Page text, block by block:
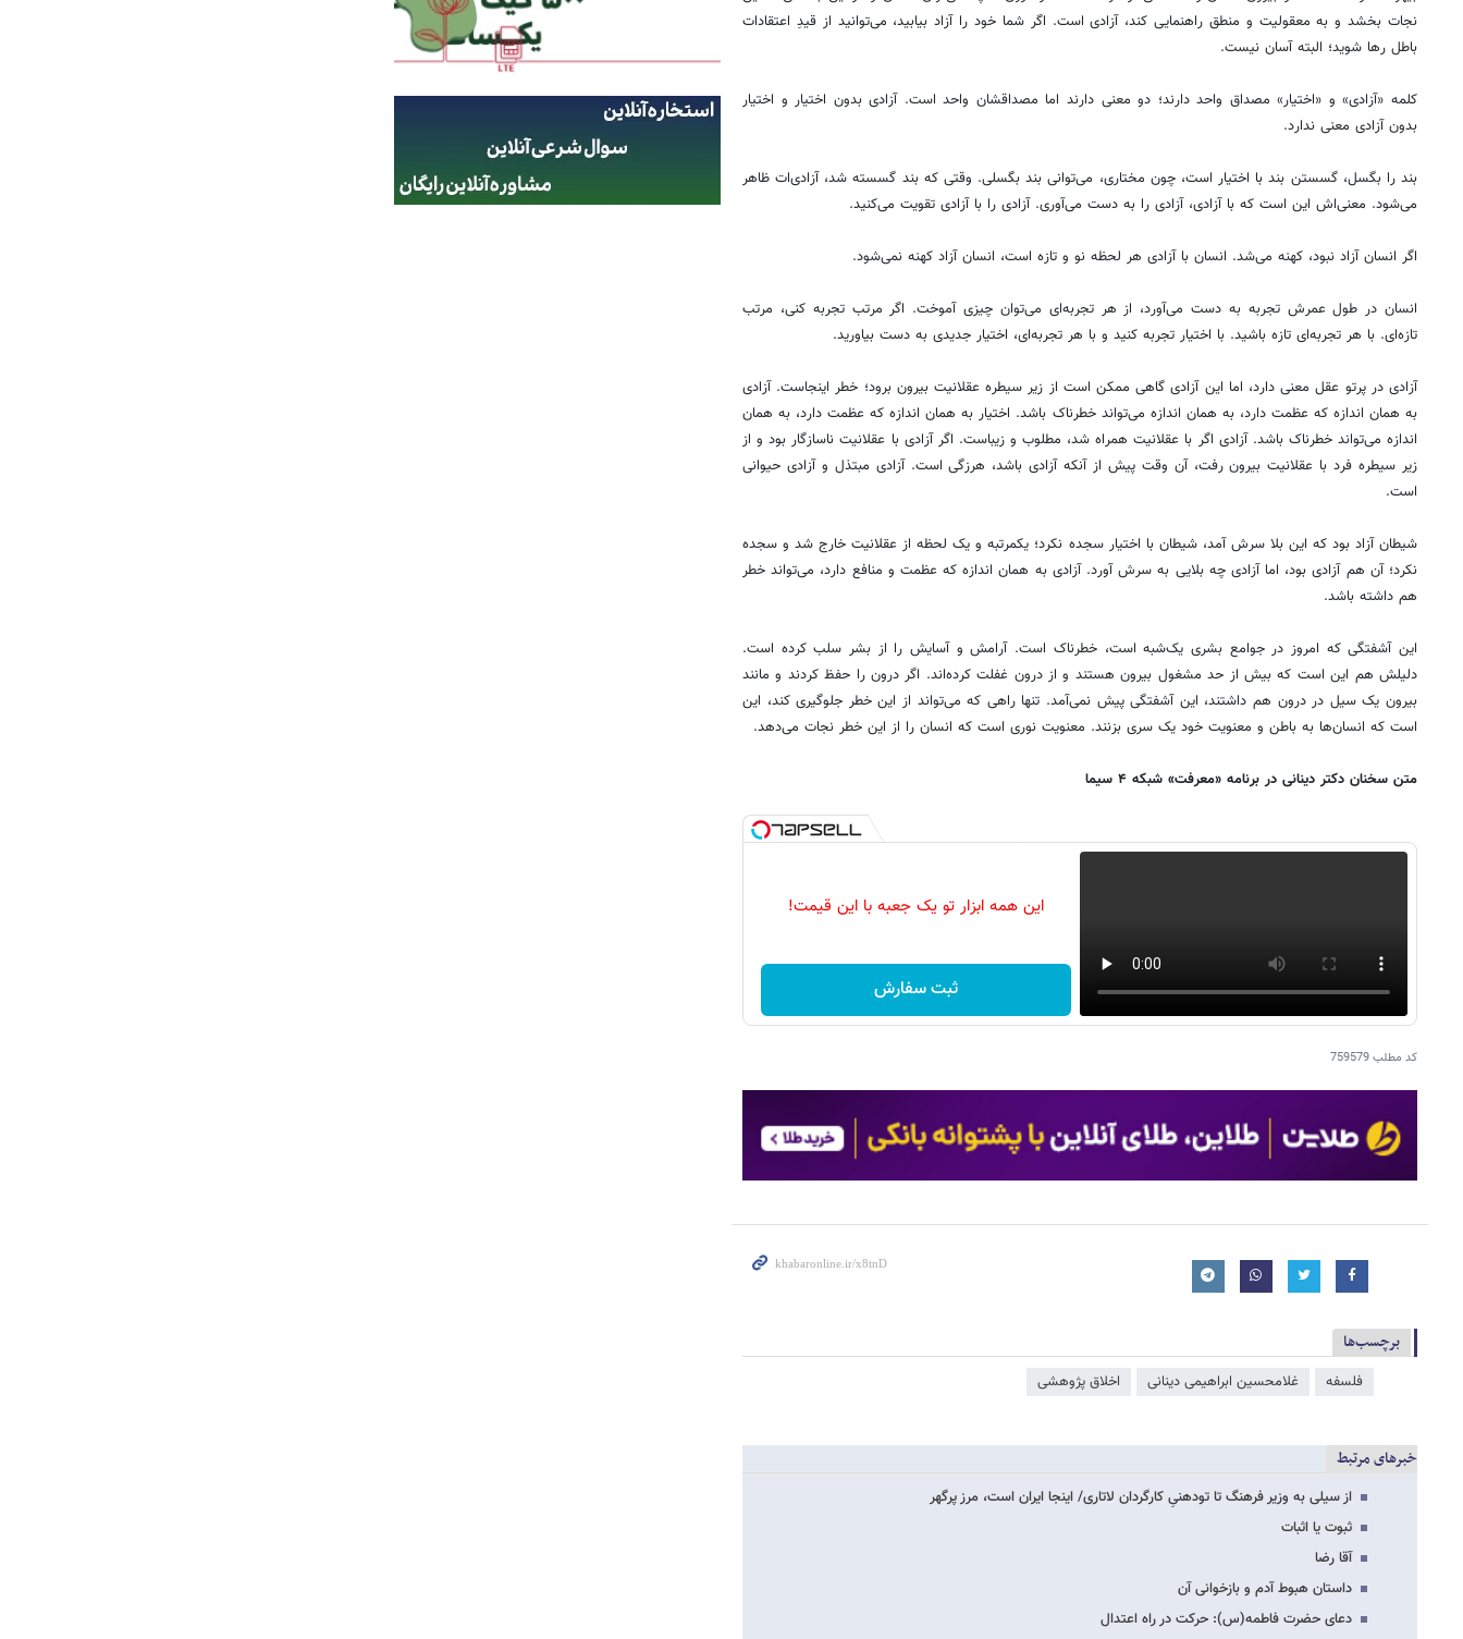
نجات بخشد و به معقولیت و منطق راهنمایی کند، آزادی است. اگر شما خود را آزاد بیابید، می‌توانید از قیدِ اعتقادات
باطل رها شوید؛ البته آسان نیست.
کلمه «آزادی» و «اختیار» مصداق واحد دارند؛ دو معنی دارند اما مصداقشان واحد است. آزادی بدون اختیار و اختیار
بدون آزادی معنی ندارد.
بند را بگسل، گسستن بند با اختیار است، چون مختاری، می‌توانی بند بگسلی. وقتی که بند گسسته شد، آزادی‌ات ظاهر
می‌شود. معنی‌اش این است که با آزادی، آزادی را به دست می‌آوری. آزادی را با آزادی تقویت می‌کنید.
اگر انسان آزاد نبود، کهنه می‌شد. انسان با آزادی هر لحظه نو و تازه است، انسان آزاد کهنه نمی‌شود.
انسان در طول عمرش تجربه به دست می‌آورد، از هر تجربه‌ای می‌توان چیزی آموخت. اگر مرتب تجربه کنی، مرتب
تازه‌ای. با هر تجربه‌ای تازه باشید. با اختیار تجربه کنید و با هر تجربه‌ای، اختیار جدیدی به دست بیاورید.
آزادی در پرتو عقل معنی دارد، اما این آزادی گاهی ممکن است از زیر سیطره عقلانیت بیرون برود؛ خطر اینجاست. آزادی
به همان اندازه که عظمت دارد، به همان اندازه می‌تواند خطرناک باشد. اختیار به همان اندازه که عظمت دارد، به همان
اندازه می‌تواند خطرناک باشد. آزادی اگر با عقلانیت همراه شد، مطلوب و زیباست. اگر آزادی با عقلانیت ناسازگار بود و از
زیر سیطره فرد با عقلانیت بیرون رفت، آن وقت پیش از آنکه آزادی باشد، هرزگی است. آزادی مبتذل و آزادی حیوانی
است.
شیطان آزاد بود که این بلا سرش آمد، شیطان با اختیار سجده نکرد؛ یکمرتبه و یک لحظه از عقلانیت خارج شد و سجده
نکرد؛ آن هم آزادی بود، اما آزادی چه بلایی به سرش آورد. آزادی به همان اندازه که عظمت و منافع دارد، می‌تواند خطر
هم داشته باشد.
این آشفتگی که امروز در جوامع بشری یک‌شبه است، خطرناک است. آرامش و آسایش را از بشر سلب کرده است.
دلیلش هم این است که بیش از حد مشغول بیرون هستند و از درون غفلت کرده‌اند. اگر درون را حفظ کردند و مانند
بیرون یک سیل در درون هم داشتند، این آشفتگی پیش نمی‌آمد. تنها راهی که می‌تواند از این خطر جلوگیری کند، این
است که انسان‌ها به باطن و معنویت خود یک سری بزنند. معنویت نوری است که انسان را از این خطر نجات می‌دهد.
متن سخنان دکتر دینانی در برنامه «معرفت» شبکه ۴ سیما
این همه ابزار تو یک جعبه با این قیمت!
ثبت سفارش
کد مطلب759579
برچسب‌ها
فلسفه غلامحسین ابراهیمی دینانی اخلاق پژوهشی
خبرهای مرتبط
از سیلی به وزیر فرهنگ تا تودهنیِ کارگردان لاتاری/ اینجا ایران است، مرز پرگهر
ثبوت یا اثبات
آقا رضا
داستان هبوط آدم و بازخوانی آن
دعای حضرت فاطمه(س): حرکت در راه اعتدال